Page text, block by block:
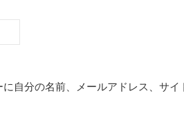
自分の名前、メールアドレス、サイ